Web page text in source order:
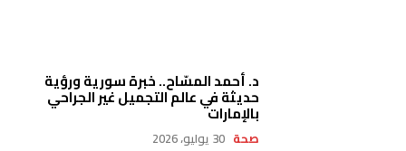
د. أحمد المسّاح.. خبرة سورية ورؤية
حديثة في عالم التجميل غير الجراحي
بالإمارات
صحة 30 يوليو، 2026